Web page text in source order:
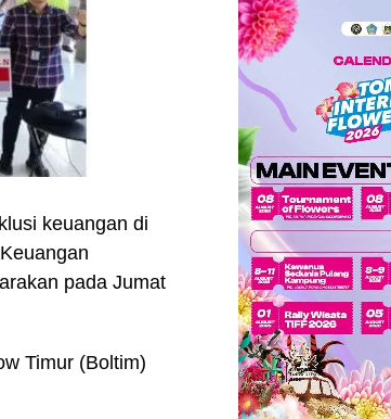
keuangan di
pada Jumat
Timur (Boltim)